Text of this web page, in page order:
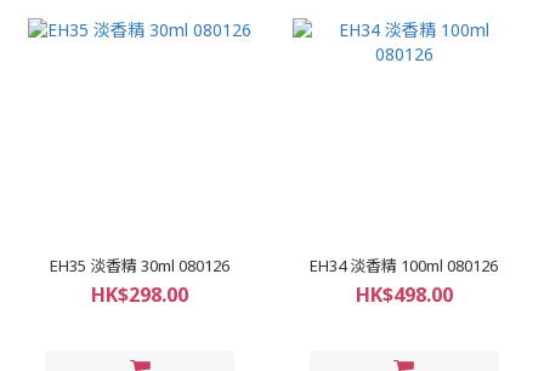
EH35 淡香精 30ml 080126
HK$298.00
EH34 淡香精 100ml 080126
HK$498.00